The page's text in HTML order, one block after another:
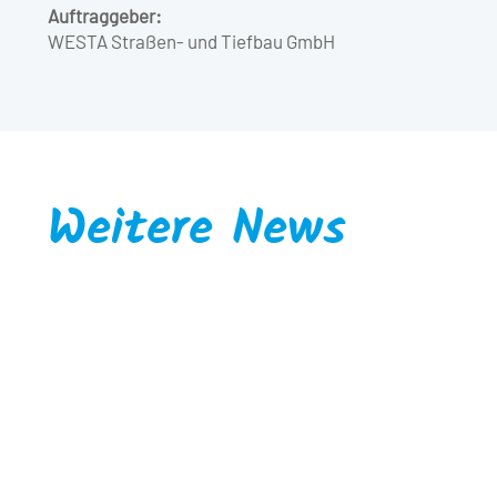
Auftraggeber:
WESTA Straßen- und Tiefbau GmbH
Weitere News